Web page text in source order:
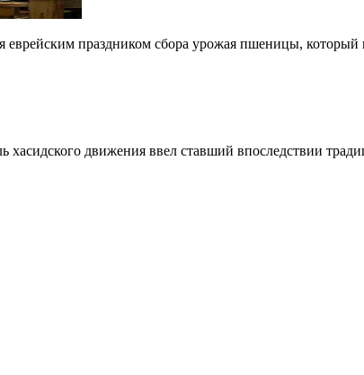
еврейским праздником сбора урожая пшеницы, который
хасидского движения ввел ставший впоследствии